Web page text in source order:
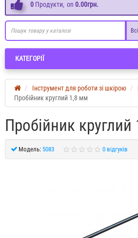
0 Продукти, on 0.00грн.
КАТЕГОРІЇ
Інструмент для роботи зі шкірою
Пробійник круглий 1,8 мм
Пробійник
Модель: 5083 0 відгуків